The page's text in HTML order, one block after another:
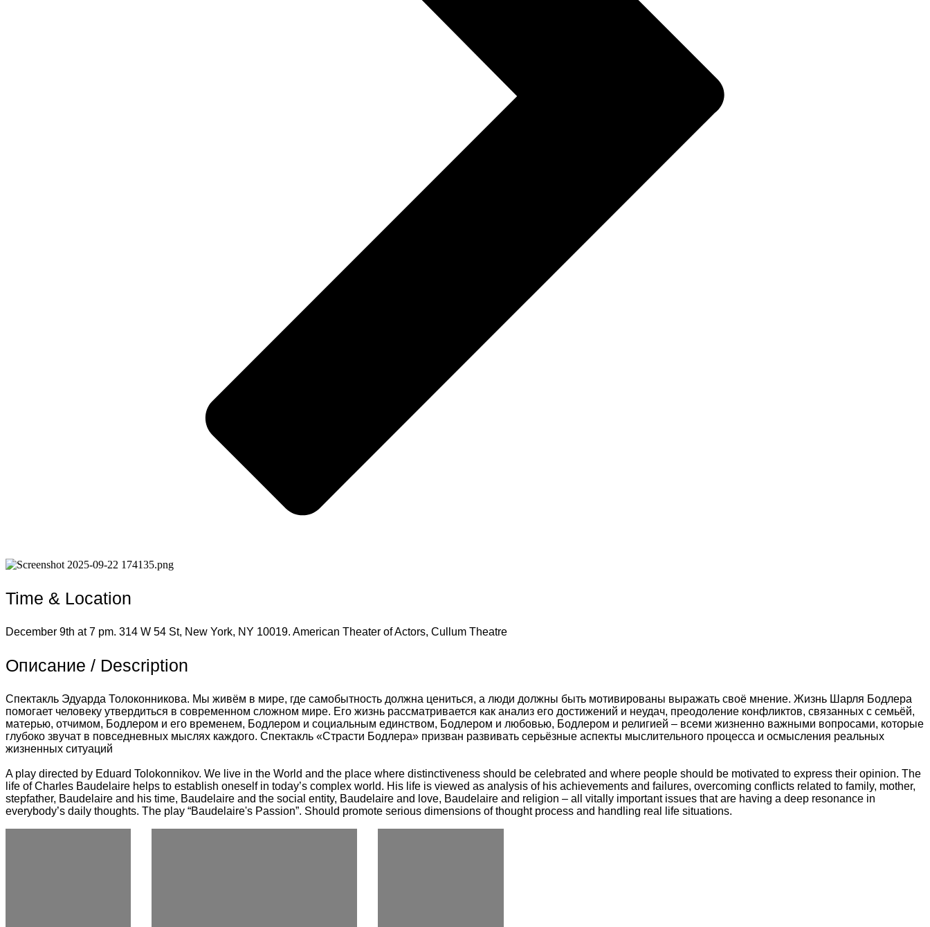
Time & Location
December 9th at 7 pm. 314 W 54 St, New York, NY 10019. American Theater of Actors, Cullum Theatre
Описание / Description
Спектакль Эдуарда Толоконникова. Мы живём в мире, где самобытность должна цениться, а люди должны быть мотивированы выражать своё мнение. Жизнь Шарля Бодлера
помогает человеку утвердиться в современном сложном мире. Его жизнь рассматривается как анализ его достижений и неудач, преодоление конфликтов, связанных с семьёй,
матерью, отчимом, Бодлером и его временем, Бодлером и социальным единством, Бодлером и любовью, Бодлером и религией – всеми жизненно важными вопросами, которые
глубоко звучат в повседневных мыслях каждого. Спектакль «Страсти Бодлера» призван развивать серьёзные аспекты мыслительного процесса и осмысления реальных
жизненных ситуаций
A play directed by Eduard Tolokonnikov. We live in the World and the place where distinctiveness should be celebrated and where people should be motivated to express their opinion. The
life of Charles Baudelaire helps to establish oneself in today’s complex world. His life is viewed as analysis of his achievements and failures, overcoming conflicts related to family, mother,
stepfather, Baudelaire and his time, Baudelaire and the social entity, Baudelaire and love, Baudelaire and religion – all vitally important issues that are having a deep resonance in
everybody’s daily thoughts. The play “Baudelaire's Passion”. Should promote serious dimensions of thought process and handling real life situations.